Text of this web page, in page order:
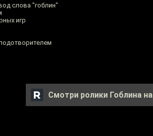
слова "гоблин"
игр
Смотри ролики Гоблина на